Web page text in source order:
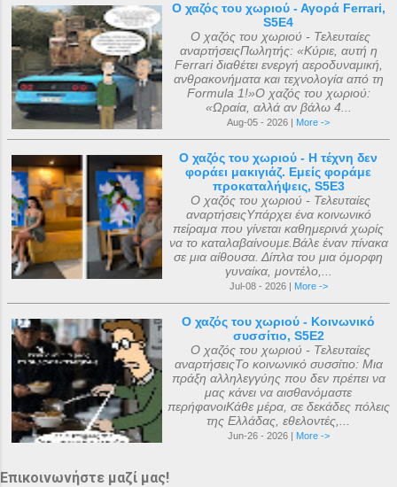
Ο χαζός του χωριού - Αγορά Ferrari,
S5E4
Ο χαζός του χωριού - Τελευταίες
αναρτήσειςΠωλητής: «Κύριε, αυτή η
Ferrari διαθέτει ενεργή αεροδυναμική,
ανθρακονήματα και τεχνολογία από τη
Formula 1!»Ο χαζός του χωριού:
«Ωραία, αλλά αν βάλω 4...
Aug-05 - 2026 | More ->
Ο χαζός του χωριού - Η τέχνη δεν
φοράει μακιγιάζ. Εμείς φοράμε
προκαταλήψεις, S5E3
Ο χαζός του χωριού - Τελευταίες
αναρτήσειςΥπάρχει ένα κοινωνικό
πείραμα που γίνεται καθημερινά χωρίς
να το καταλαβαίνουμε.Βάλε έναν πίνακα
σε μια αίθουσα. Δίπλα του μια όμορφη
γυναίκα, μοντέλο,...
Jul-08 - 2026 | More ->
Ο χαζός του χωριού - Κοινωνικό
συσσίτιο, S5E2
Ο χαζός του χωριού - Τελευταίες
αναρτήσειςΤο κοινωνικό συσσίτιο: Μια
πράξη αλληλεγγύης που δεν πρέπει να
μας κάνει να αισθανόμαστε
περήφανοιΚάθε μέρα, σε δεκάδες πόλεις
της Ελλάδας, εθελοντές,...
Jun-26 - 2026 | More ->
Επικοινωνήστε μαζί μας!